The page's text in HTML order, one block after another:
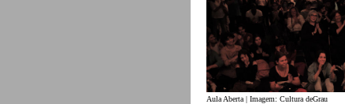
Aula Aberta | Imagem: Cultura deGrau